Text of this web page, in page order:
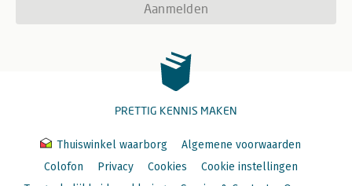
Aanmelden
PRETTIG KENNIS MAKEN
Thuiswinkel waarborg
Algemene voorwaarden
Colofon
Privacy Cookies
Cookie instellingen